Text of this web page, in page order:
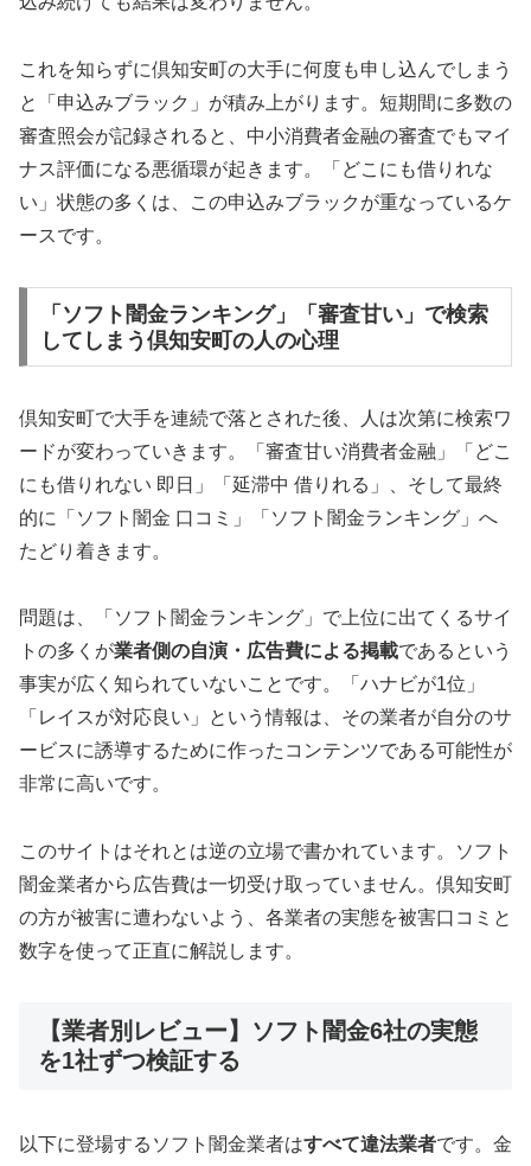
これを知らずに倶知安町の大手に何度も申し込んでしまう
と「申込みブラック」が積み上がります。短期間に多数の
審査照会が記録されると、中小消費者金融の審査でもマイ
ナス評価になる悪循環が起きます。「どこにも借りれな
い」状態の多くは、この申込みブラックが重なっているケ
ースです。
「ソフト闇金ランキング」「審査甘い」で検索
してしまう倶知安町の人の心理
倶知安町で大手を連続で落とされた後、人は次第に検索ワ
ードが変わっていきます。「審査甘い消費者金融」「どこ
にも借りれない 即日」「延滞中 借りれる」、そして最終
的に「ソフト闇金 口コミ」「ソフト闇金ランキング」へ
たどり着きます。
問題は、「ソフト闇金ランキング」で上位に出てくるサイ
トの多くが業者側の自演・広告費による掲載であるという
事実が広く知られていないことです。「ハナビが1位」
「レイスが対応良い」という情報は、その業者が自分のサ
ービスに誘導するために作ったコンテンツである可能性が
非常に高いです。
このサイトはそれとは逆の立場で書かれています。ソフト
闇金業者から広告費は一切受け取っていません。倶知安町
の方が被害に遭わないよう、各業者の実態を被害口コミと
数字を使って正直に解説します。
【業者別レビュー】ソフト闇金6社の実態
を1社ずつ検証する
以下に登場するソフト闇金業者はすべて違法業者です。金